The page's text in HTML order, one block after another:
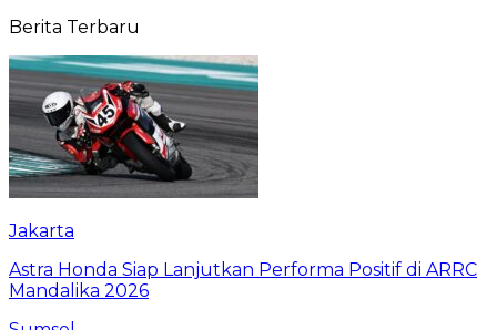
Berita Terbaru
Jakarta
Astra Honda Siap Lanjutkan Performa Positif di ARRC
Mandalika 2026